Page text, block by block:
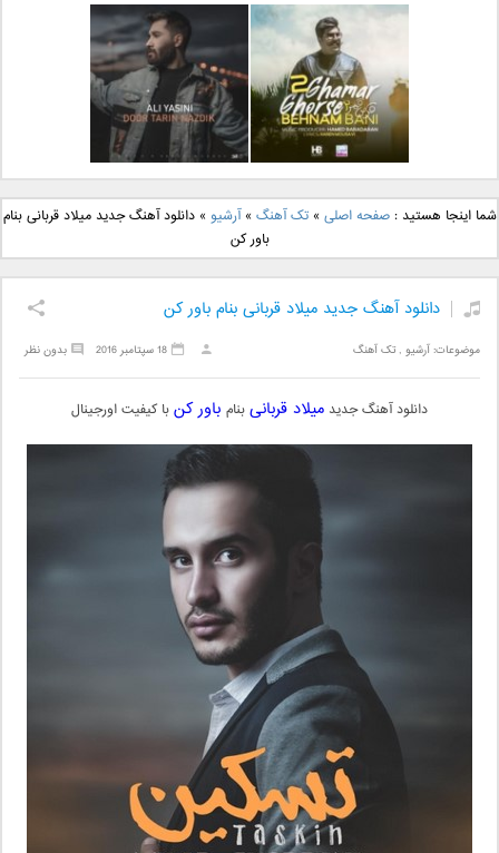
دانلود آهنگ جدید مهدی
یراحی بنام اسرار
دانلود آهنگ جدید فرزاد
فرزین بنام آتیش
دانلود آهنگ جدید بهنام
بانی بنام قرص قمر 2
دانلود آهنگ جدید علی
یاسینی بنام دورترین نزدیک
شما اینجا هستید :صفحه اصلی »تک آهنگ »آرشیو »دانلود آهنگ جدید میلاد قربانی بنام
باور کن
دانلود آهنگ جدید میلاد قربانی بنام باور کن
موضوعات:آرشیو ,تک آهنگ بدون نظر 18 سپتامبر 2016
دانلود آهنگ جدید میلاد قربانیبنام باور کنبا کیفیت اورجینال